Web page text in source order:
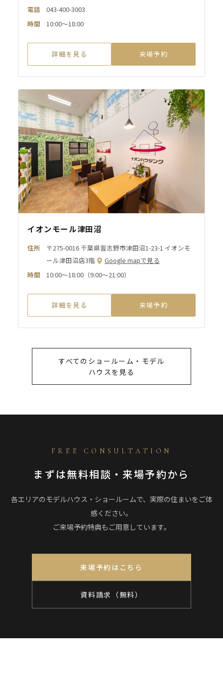
電話
043-400-3003
時間
10:00～18:00
詳細を見る 来場予約
イオンモール津田沼
住所
〒275-0016 千葉県習志野市津田沼1-23-1 イオンモ
ール津田沼店3階
Google mapで見る
時間
10:00～18:00（9:00～21:00）
詳細を見る 来場予約
すべてのショールーム・モデル
ハウスを見る
FREE CONSULTATION
まずは無料相談・来場予約から
各エリアのモデルハウス・ショールームで、実際の住まいをご体
感ください。
ご来場予約特典もご用意しています。
来場予約はこちら
資料請求（無料）